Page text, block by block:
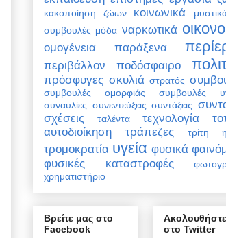
κακοποίηση ζώων κοινωνικά
συμβουλές μόδα ναρκωτικά
ομογένεια παράξενα
περιβάλλον ποδόσφαιρο
πρόσφυγες σκυλιά στρατός
συμβουλές ομορφιάς
συμβουλές
συναυλίες συνεντεύξεις συντάξεις
σχέσεις
ταλέντα τεχνολογία
αυτοδιοίκηση
τράπεζες τρίτη
τρομοκρατία υγεία φυσικά
φυσικές καταστροφές
χρηματιστήριο
Βρείτε μας στο
Facebook
στο Twitter